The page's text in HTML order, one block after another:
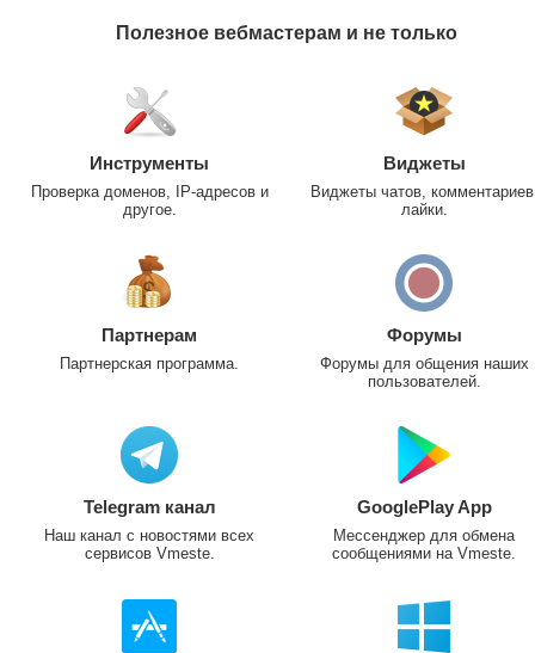
Полезное вебмастерам и не только
Инструменты
Проверка доменов, IP-адресов и
другое.
Виджеты
Виджеты чатов,
лайки.
Партнерам
Партнерская программа.
Форумы
Форумы для общения наших
пользователей.
Telegram канал
Наш канал с новостями всех
сервисов Vmeste.
GooglePlay App
Мессенджер для обмена
сообщениями на Vmeste.